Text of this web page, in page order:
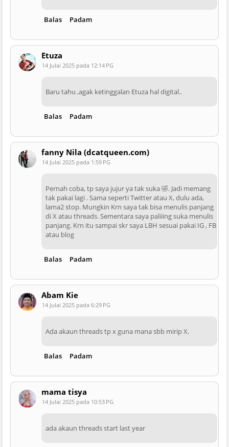
Balas Padam
Etuza
14 Julai 2025 pada 12:14 PG
Baru tahu ,agak ketinggalan Etuza hal digital..
Balas Padam
fanny Nila (dcatqueen.com)
14 Julai 2025 pada 1:59 PG
Pernah coba, tp saya jujur ya tak suka 🤣. Jadi memang
tak pakai lagi . Sama seperti Twitter atau X, dulu ada,
lama2 stop. Mungkin Krn saya tak bisa menulis panjang
di X atau threads. Sementara saya paliiing suka menulis
panjang. Krn itu sampai skr saya LBH sesuai pakai IG , FB
atau blog
Balas Padam
Abam Kie
14 Julai 2025 pada 6:29 PG
Ada akaun threads tp x guna mana sbb mirip X.
Balas Padam
mama tisya
14 Julai 2025 pada 10:53 PG
ada akaun threads start last year